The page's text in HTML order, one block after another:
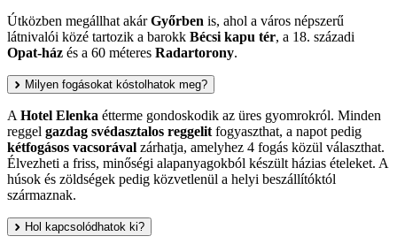
Útközben megállhat akárGyőrben is, ahol a város népszerű
látnivalói közé tartozik a barokk Bécsi kapu tér, a 18. századi
Opat-ház és a 60 méteres Radartorony.
Milyen fogásokat kóstolhatok meg?
A Hotel Elenka étterme gondoskodik az üres gyomrokról. Minden
reggel gazdag svédasztalos reggelit fogyaszthat, a napot pedig
kétfogásos vacsorával zárhatja, amelyhez 4 fogás közül választhat.
Élvezheti a friss, minőségi alapanyagokból készült házias ételeket. A
húsok és zöldségek pedig közvetlenül a helyi beszállítóktól
származnak.
Hol kapcsolódhatok ki?